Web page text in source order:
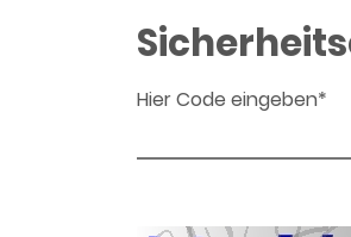
Hier Code eingeben*